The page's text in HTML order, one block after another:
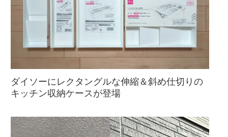
ダイソーにレクタングルな伸縮＆斜め仕切りの
キッチン収納ケースが登場